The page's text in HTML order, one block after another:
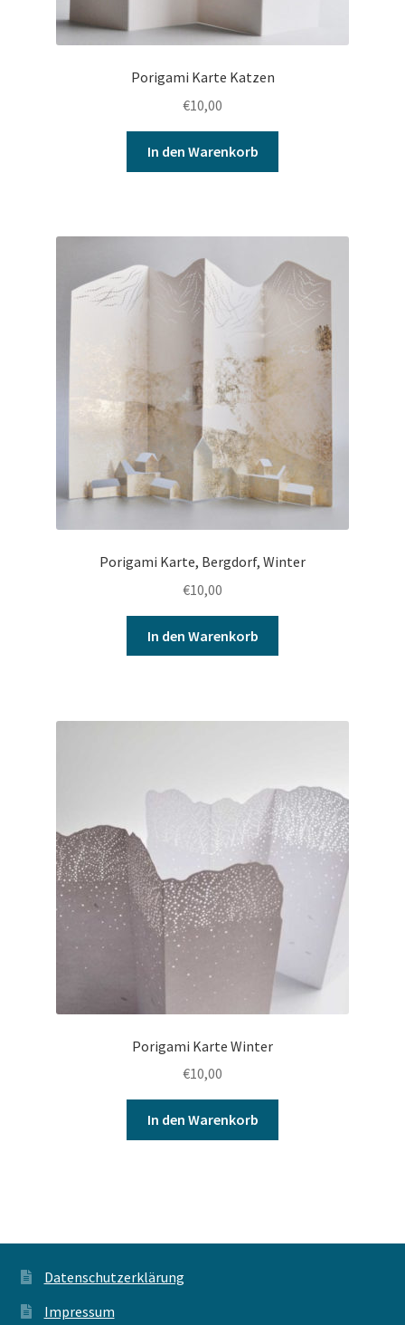
Porigami Karte Katzen
€10,00
In den Warenkorb
Porigami Karte, Bergdorf, Winter
€10,00
In den Warenkorb
Porigami Karte Winter
€10,00
In den Warenkorb
Datenschutzerklärung
Impressum